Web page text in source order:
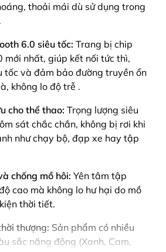
thoải mái dù sử dụng trong
6.0 siêu tốc: Trang bị chip
mới nhất, giúp kết nối tức thì,
tốc và đảm bảo đường truyền ổn
không lo độ trễ .
cho thể thao: Trọng lượng siêu
sát chắc chắn, không bị rơi khi
như chạy bộ, đạp xe hay tập
chống mồ hôi: Yên tâm tập
cao mà không lo hư hại do mồ
thời tiết.
thượng: Sản phẩm có nhiều
sắc năng động (Xanh, Cam,